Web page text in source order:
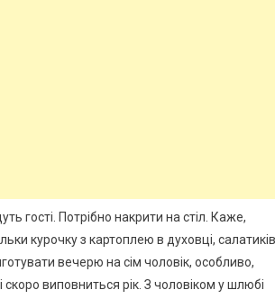
гості. Потрібно накрити на стіл. Каже,
курочку з картоплею в духовці,
вечерю на сім чоловік, особливо,
виповниться рік. З чоловіком у шлюбі